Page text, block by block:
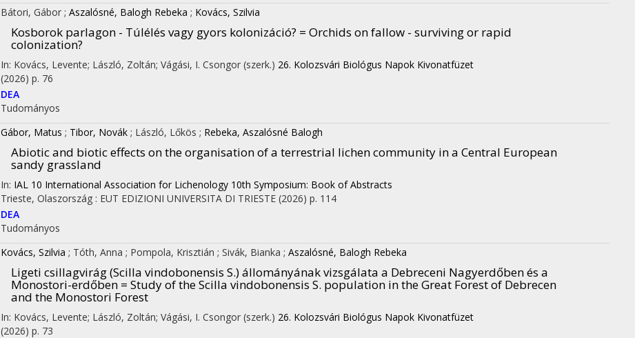
Bátori, Gábor ; Aszalósné, Balogh Rebeka ; Kovács, Szilvia
Kosborok parlagon - Túlélés vagy gyors kolonizáció? = Orchids on fallow - surviving or rapid
colonization?
In: Kovács, Levente; László, Zoltán; Vágási, I. Csongor (szerk.) 26. Kolozsvári Biológus Napok Kivonatfüzet
(2026) p. 76
DEA
Tudományos
Gábor, Matus ; Tibor, Novák ; László, Lőkös ; Rebeka, Aszalósné Balogh
Abiotic and biotic effects on the organisation of a terrestrial lichen community in a Central European
sandy grassland
In: IAL 10 International Association for Lichenology 10th Symposium: Book of Abstracts
Trieste, Olaszország : EUT EDIZIONI UNIVERSITA DI TRIESTE (2026) p. 114
DEA
Tudományos
Kovács, Szilvia ; Tóth, Anna ; Pompola, Krisztián ; Sivák, Bianka ; Aszalósné, Balogh Rebeka
Ligeti csillagvirág (Scilla vindobonensis S.) állományának vizsgálata a Debreceni Nagyerdőben és a
Monostori-erdőben = Study of the Scilla vindobonensis S. population in the Great Forest of Debrecen
and the Monostori Forest
In: Kovács, Levente; László, Zoltán; Vágási, I. Csongor (szerk.) 26. Kolozsvári Biológus Napok Kivonatfüzet
(2026) p. 73